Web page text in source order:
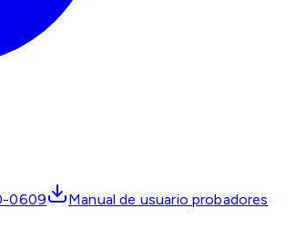
0609
Manual de usuario probadores